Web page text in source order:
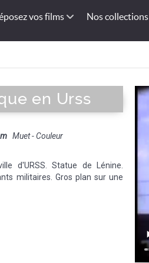
vos films Nos collections
en Urss
Muet - Couleur
d'URSS. Statue de Lénine.
militaires. Gros plan sur une